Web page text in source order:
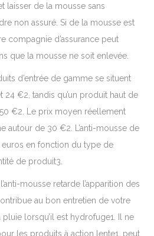
laisser de la mousse sans
non assuré. Si de la mousse est
compagnie d’assurance peut
que la mousse ne soit enlevée.
d’entrée de gamme se situent
€2, tandis qu’un produit haut de
€2. Le prix moyen réellement
autour de 30 €2. L’anti-mousse de
en fonction du type de
de produit3.
mousse retarde l’apparition des
au bon entretien de votre
lorsqu’il est hydrofuge1. Il ne
les produits à action lente1, peut